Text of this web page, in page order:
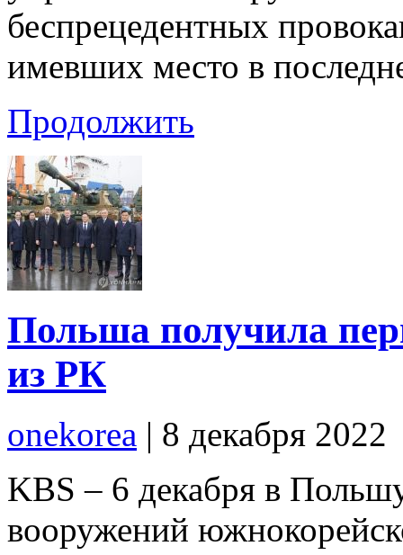
беспрецедентных
имевших место в
Продолжить
Польша получила
из РК
onekorea | 8 декабря 2022
KBS – 6 декабря в
вооружений